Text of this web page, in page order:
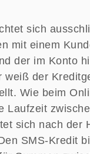
sich
mit einem
der im Konto
weiß der
Wie beim
Laufzeit
sich nach der
SMS-Kredit